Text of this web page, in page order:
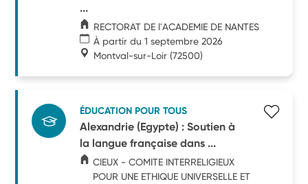
...
RECTORAT DE l'ACADEMIE DE NANTES
À partir du 1 septembre 2026
Montval-sur-Loir (72500)
ÉDUCATION POUR TOUS
Alexandrie (Egypte) : Soutien à
la langue française dans ...
CIEUX - COMITE INTERRELIGIEUX
POUR UNE ETHIQUE UNIVERSELLE ET